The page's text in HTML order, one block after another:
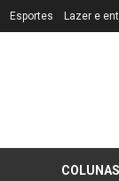
Esportes Lazer e
COLUNAS